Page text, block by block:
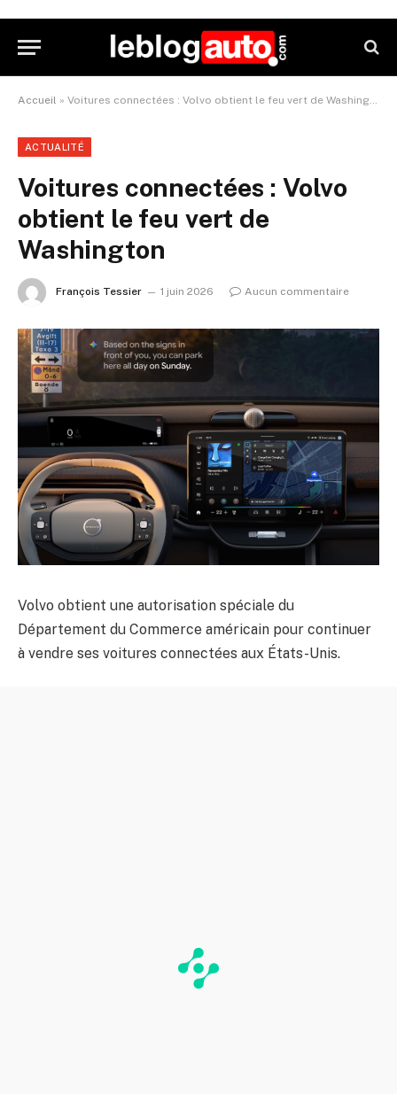
Accueil » Voitures connectées : Volvo obtient le feu vert de Washington
ACTUALITÉ
Voitures connectées : Volvo
obtient le feu vert de
Washington
François Tessier 1 juin 2026 Aucun commentaire
Volvo obtient une autorisation spéciale du
Département du Commerce américain pour continuer
à vendre ses voitures connectées aux États-Unis.